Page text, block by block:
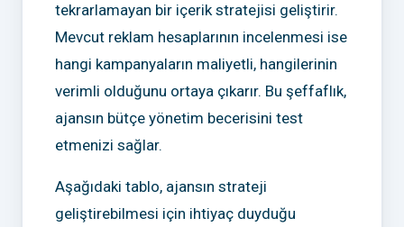
tekrarlamayan bir içerik stratejisi geliştirir.
Mevcut reklam hesaplarının incelenmesi ise
hangi kampanyaların maliyetli, hangilerinin
verimli olduğunu ortaya çıkarır. Bu şeffaflık,
ajansın bütçe yönetim becerisini test
etmenizi sağlar.
Aşağıdaki tablo, ajansın strateji
geliştirebilmesi için ihtiyaç duyduğu